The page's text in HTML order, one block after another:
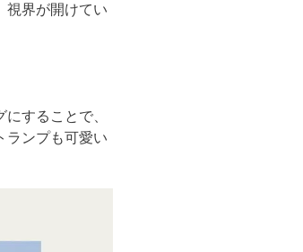
視界が開けてい
することで、
ランプも可愛い